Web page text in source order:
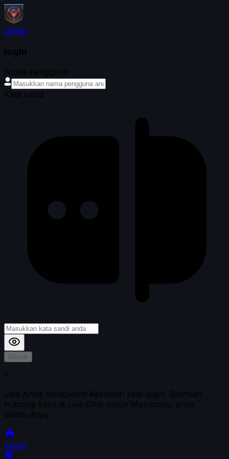
Daftar
login
Nama pengguna
Kata sandi
Masuk
*
Jika Anda mengalami Kesulitan saat login, Silahkan
hubungi kami di Live Chat untuk Membantu anda
selanjutnya
home